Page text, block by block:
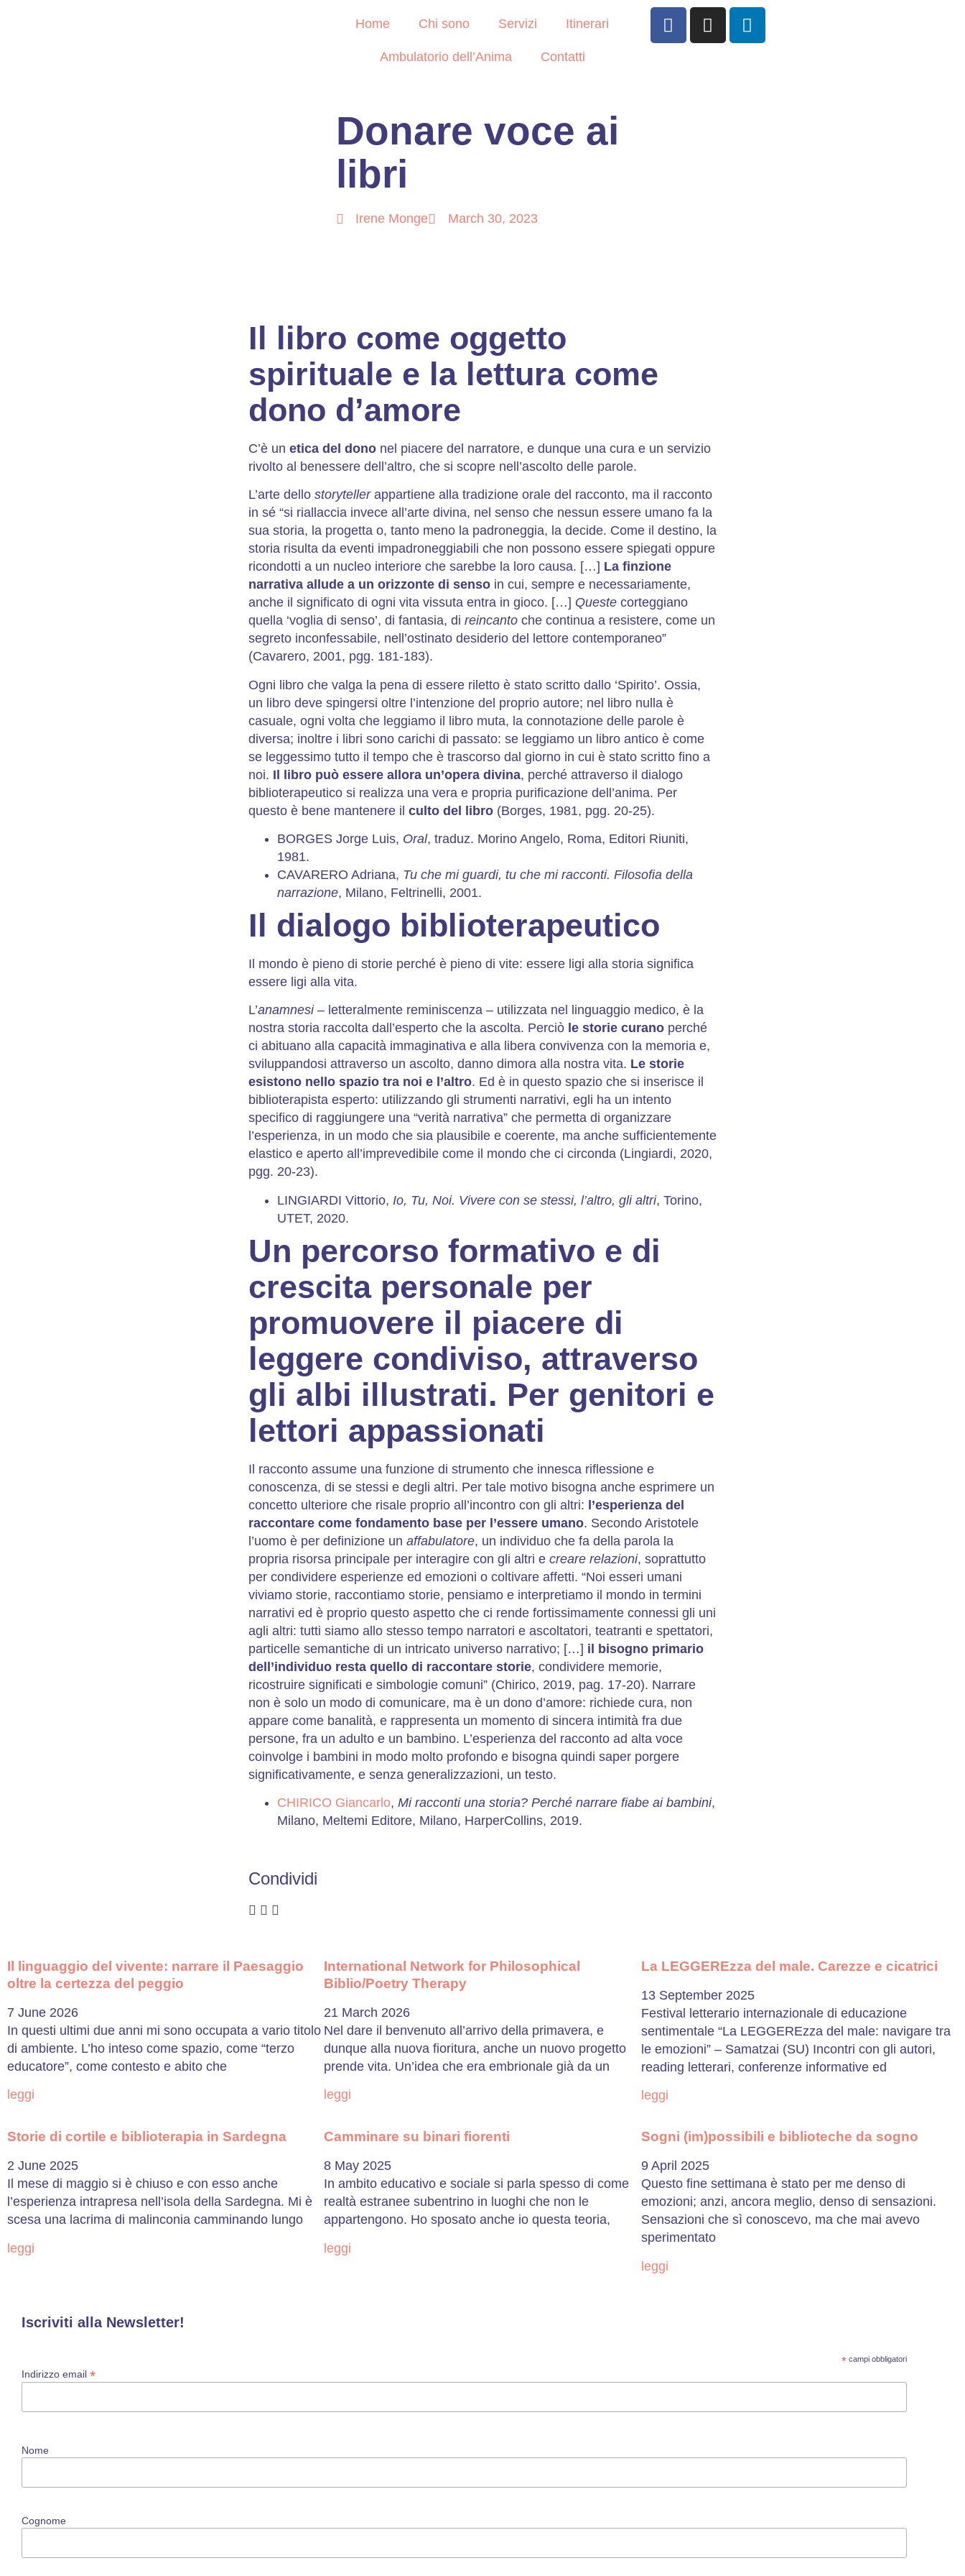
Home Chi sono Servizi Itinerari
Ambulatorio dell’Anima Contatti
Donare voce ai
libri
Irene Monge March 30, 2023
Il libro come oggetto
spirituale e la lettura come
dono d’amore
C’è un etica del dono nel piacere del narratore, e dunque una cura e un servizio
rivolto al benessere dell’altro, che si scopre nell’ascolto delle parole.
L’arte dello storyteller appartiene alla tradizione orale del racconto, ma il racconto
in sé “si riallaccia invece all’arte divina, nel senso che nessun essere umano fa la
sua storia, la progetta o, tanto meno la padroneggia, la decide. Come il destino, la
storia risulta da eventi impadroneggiabili che non possono essere spiegati oppure
ricondotti a un nucleo interiore che sarebbe la loro causa. […] La finzione
narrativa allude a un orizzonte di senso in cui, sempre e necessariamente,
anche il significato di ogni vita vissuta entra in gioco. […] Queste corteggiano
quella ‘voglia di senso’, di fantasia, di reincanto che continua a resistere, come un
segreto inconfessabile, nell’ostinato desiderio del lettore contemporaneo”
(Cavarero, 2001, pgg. 181-183).
Ogni libro che valga la pena di essere riletto è stato scritto dallo ‘Spirito’. Ossia,
un libro deve spingersi oltre l’intenzione del proprio autore; nel libro nulla è
casuale, ogni volta che leggiamo il libro muta, la connotazione delle parole è
diversa; inoltre i libri sono carichi di passato: se leggiamo un libro antico è come
se leggessimo tutto il tempo che è trascorso dal giorno in cui è stato scritto fino a
noi. Il libro può essere allora un’opera divina, perché attraverso il dialogo
biblioterapeutico si realizza una vera e propria purificazione dell’anima. Per
questo è bene mantenere il culto del libro (Borges, 1981, pgg. 20-25).
BORGES Jorge Luis, Oral, traduz. Morino Angelo, Roma, Editori Riuniti,
1981.
CAVARERO Adriana, Tu che mi guardi, tu che mi racconti. Filosofia della
narrazione, Milano, Feltrinelli, 2001.
Il dialogo biblioterapeutico
Il mondo è pieno di storie perché è pieno di vite: essere ligi alla storia significa
essere ligi alla vita.
L’anamnesi– letteralmente reminiscenza – utilizzata nel linguaggio medico, è la
nostra storia raccolta dall’esperto che la ascolta. Perciò le storie curano perché
ci abituano alla capacità immaginativa e alla libera convivenza con la memoria e,
sviluppandosi attraverso un ascolto, danno dimora alla nostra vita. Le storie
esistono nello spazio tra noi e l’altro. Ed è in questo spazio che si inserisce il
biblioterapista esperto: utilizzando gli strumenti narrativi, egli ha un intento
specifico di raggiungere una “verità narrativa” che permetta di organizzare
l’esperienza, in un modo che sia plausibile e coerente, ma anche sufficientemente
elastico e aperto all’imprevedibile come il mondo che ci circonda (Lingiardi, 2020,
pgg. 20-23).
LINGIARDI Vittorio, Io, Tu, Noi. Vivere con se stessi, l’altro, gli altri, Torino,
UTET, 2020.
Un percorso formativo e di
crescita personale per
promuovere il piacere di
leggere condiviso, attraverso
gli albi illustrati. Per genitori e
lettori appassionati
Il racconto assume una funzione di strumento che innesca riflessione e
conoscenza, di se stessi e degli altri. Per tale motivo bisogna anche esprimere un
concetto ulteriore che risale proprio all’incontro con gli altri: l’esperienza del
raccontare come fondamento base per l’essere umano. Secondo Aristotele
l’uomo è per definizione un affabulatore, un individuo che fa della parola la
propria risorsa principale per interagire con gli altri e creare relazioni, soprattutto
per condividere esperienze ed emozioni o coltivare affetti. “Noi esseri umani
viviamo storie, raccontiamo storie, pensiamo e interpretiamo il mondo in termini
narrativi ed è proprio questo aspetto che ci rende fortissimamente connessi gli uni
agli altri: tutti siamo allo stesso tempo narratori e ascoltatori, teatranti e spettatori,
particelle semantiche di un intricato universo narrativo; […] il bisogno primario
dell’individuo resta quello di raccontare storie, condividere memorie,
ricostruire significati e simbologie comuni” (Chirico, 2019, pag. 17-20). Narrare
non è solo un modo di comunicare, ma è un dono d’amore: richiede cura, non
appare come banalità, e rappresenta un momento di sincera intimità fra due
persone, fra un adulto e un bambino. L’esperienza del racconto ad alta voce
coinvolge i bambini in modo molto profondo e bisogna quindi saper porgere
significativamente, e senza generalizzazioni, un testo.
CHIRICO Giancarlo, Mi racconti una storia? Perché narrare fiabe ai bambini,
Milano, Meltemi Editore, Milano, HarperCollins, 2019.
Condividi
Il linguaggio del vivente: narrare il Paesaggio
oltre la certezza del peggio
7 June 2026
In questi ultimi due anni mi sono occupata a vario titolo
di ambiente. L’ho inteso come spazio, come “terzo
educatore”, come contesto e abito che
leggi
International Network for Philosophical
Biblio/Poetry Therapy
21 March 2026
Nel dare il benvenuto all’arrivo della primavera, e
dunque alla nuova fioritura, anche un nuovo progetto
prende vita. Un’idea che era embrionale già da un
leggi
La LEGGEREzza del male. Carezze e cicatrici
13 September 2025
Festival letterario internazionale di educazione
sentimentale “La LEGGEREzza del male: navigare tra
le emozioni” – Samatzai (SU) Incontri con gli autori,
reading letterari, conferenze informative ed
leggi
Storie di cortile e biblioterapia in Sardegna
2 June 2025
Il mese di maggio si è chiuso e con esso anche
l’esperienza intrapresa nell’isola della Sardegna. Mi è
scesa una lacrima di malinconia camminando lungo
leggi
Camminare su binari fiorenti
8 May 2025
In ambito educativo e sociale si parla spesso di come
realtà estranee subentrino in luoghi che non le
appartengono. Ho sposato anche io questa teoria,
leggi
Sogni (im)possibili e biblioteche da sogno
9 April 2025
Questo fine settimana è stato per me denso di
emozioni; anzi, ancora meglio, denso di sensazioni.
Sensazioni che sì conoscevo, ma che mai avevo
sperimentato
leggi
Iscriviti alla Newsletter!
*campi obbligatori
Indirizzo email *
Nome
Cognome